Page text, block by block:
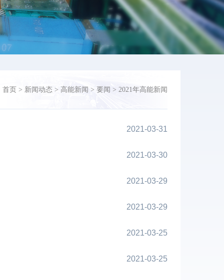
首页 > 新闻动态 > 高能新闻 > 要闻 > 2021年高能新闻
2021-03-31
2021-03-30
2021-03-29
2021-03-29
2021-03-25
2021-03-25